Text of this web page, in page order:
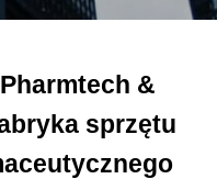
&
sprzętu